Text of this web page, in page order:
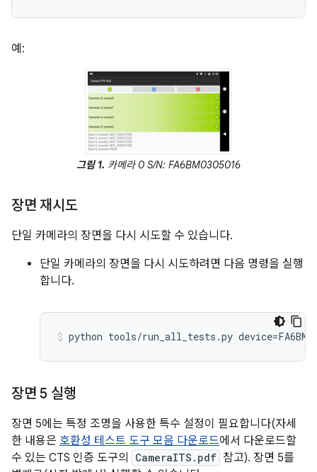
예:
그림 1. 카메라 0 S/N: FA6BM0305016
장면 재시도
단일 카메라의 장면을 다시 시도할 수 있습니다.
단일 카메라의 장면을 다시 시도하려면 다음 명령을 실행
합니다.
장면 5 실행
장면 5에는 특정 조명을 사용한 특수 설정이 필요합니다(자세
한 내용은 호환성 테스트 도구 모음 다운로드에서 다운로드할
수 있는 CTS 인증 도구의
CameraITS.pdf 참고). 장면 5를